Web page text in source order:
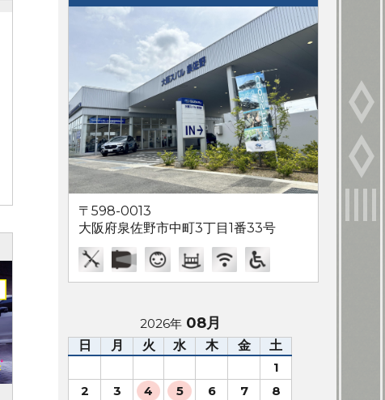
〒598-0013
大阪府泉佐野市中町3丁目1番33号
2026年 08月
日 月 火 水 木 金 土
1
2
3 4 5 6 7
8